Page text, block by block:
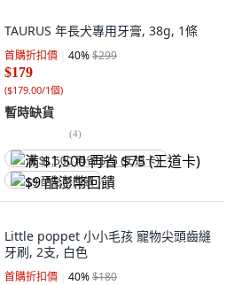
TAURUS 年長犬專用牙膏, 38g, 1條
首購折扣價 40%$299
$179
($179.00/1個)
暫時缺貨
(4)
满 $1,500 再省 $75 (王道卡)
$9 酷澎幣回饋
Little poppet 小小毛孩 寵物尖頭齒縫
牙刷, 2支, 白色
首購折扣價 40%$180